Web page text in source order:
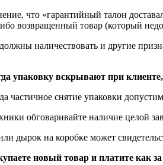
что «гарантийный талон
возвращенный товар (который
наличествовать и другие
упаковку вскрывают при
частичное снятие упаковки
обговаривайте наличие целой
дырок на коробке может
новый товар и платите как